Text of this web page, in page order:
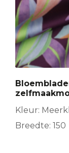
Kleur:
Breedte: 150